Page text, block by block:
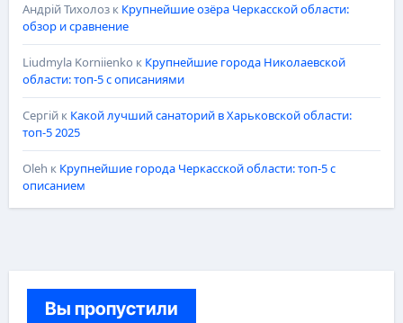
Андрій Тихолозк Крупнейшие озёра Черкасской области:
обзор и сравнение
Liudmyla Korniienko к Крупнейшие города Николаевской
области: топ-5 с описаниями
Сергійк Какой лучший санаторий в Харьковской области:
топ-5 2025
Oleh к Крупнейшие города Черкасской области: топ-5 с
описанием
Вы пропустили